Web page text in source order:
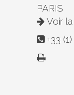
PARIS
Voir
+33